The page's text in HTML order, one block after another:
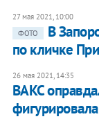
27 мая 2021, 10:00
ФОТО
В
по кличке
26 мая 2021, 14:35
ВАКС